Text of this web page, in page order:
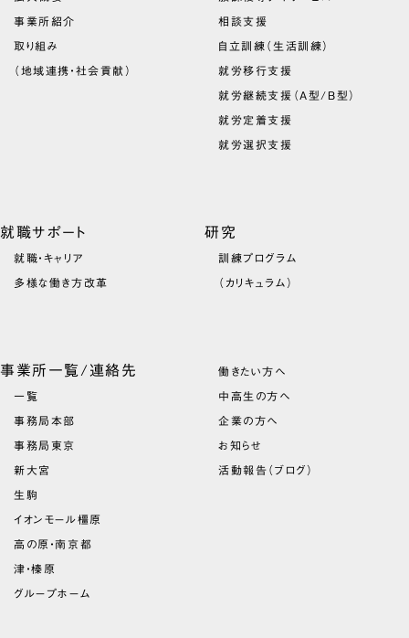
事業所紹介
取り組み
（地域連携・社会貢献）
相談支援
自立訓練（生活訓練）
就労移行支援
就労継続支援（A型/B型）
就労定着支援
就労選択支援
就職サポート
就職・キャリア
多様な働き方改革
研究
訓練プログラム
（カリキュラム）
事業所一覧/連絡先
一覧
事務局本部
事務局東京
新大宮
生駒
イオンモール橿原
高の原・南京都
津・榛原
グループホーム
働きたい方へ
中高生の方へ
企業の方へ
お知らせ
活動報告（ブログ）